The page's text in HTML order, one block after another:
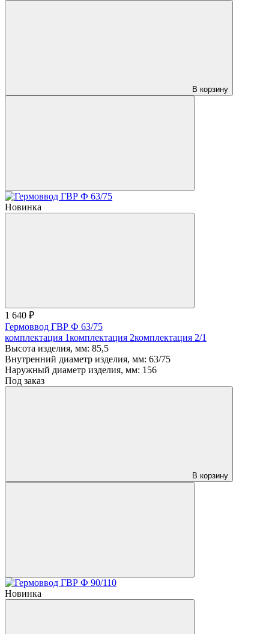
В корзину
Новинка
1 640 ₽
Гермоввод ГВР Ф 63/75
комплектация 1комплектация 2комплектация 2/1
Высота изделия, мм: 85,5
Внутренний диаметр изделия, мм: 63/75
Наружный диаметр изделия, мм: 156
Под заказ
В корзину
Новинка